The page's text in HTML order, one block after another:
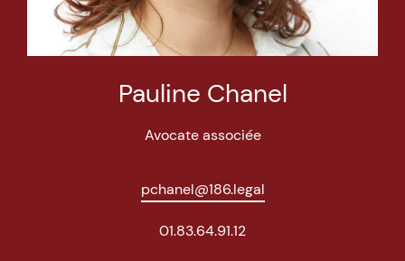
Pauline Chanel
Avocate associée
pchanel@186.legal
01.83.64.91.12